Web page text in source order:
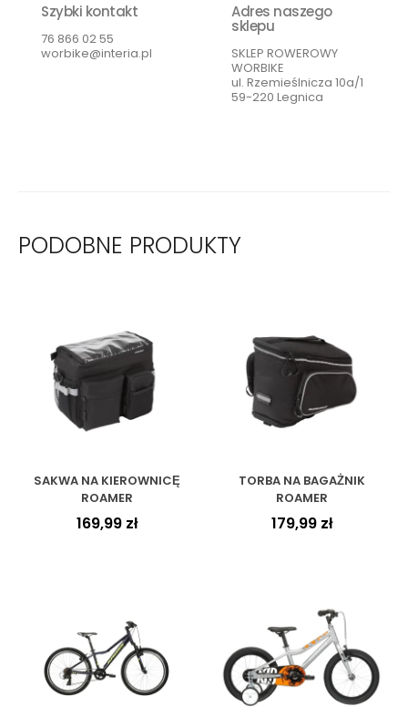
Szybki kontakt
76 866 02 55
worbike@interia.pl
Adres naszego
sklepu
SKLEP ROWEROWY
WORBIKE
ul. Rzemieślnicza 10a/1
59-220 Legnica
PODOBNE PRODUKTY
SAKWA NA KIEROWNICĘ
ROAMER
169,99 zł
TORBA NA BAGAŻNIK
ROAMER
179,99 zł